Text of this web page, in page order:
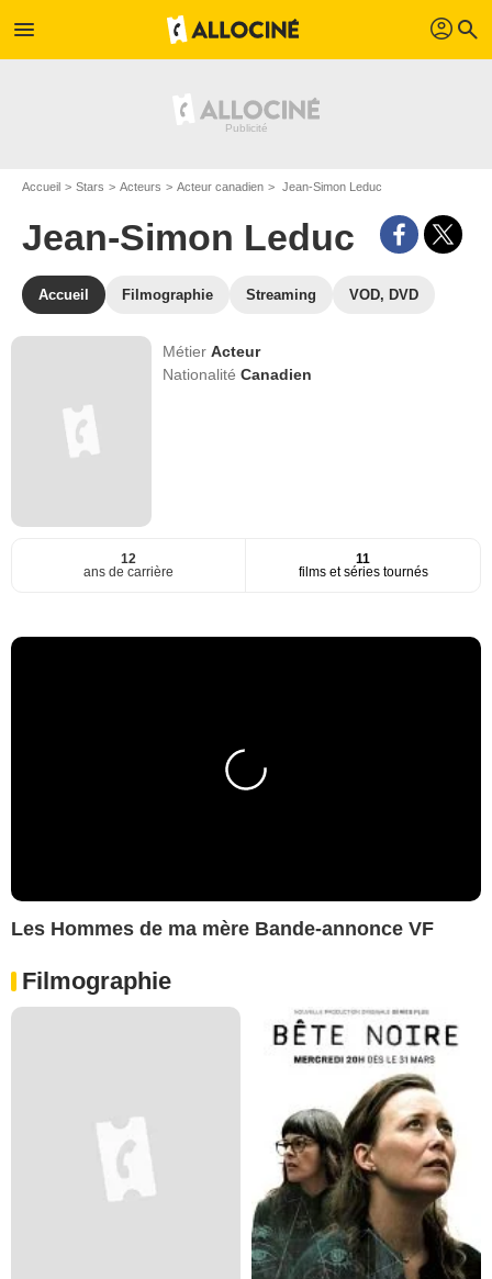
menu profil search
Accueil Stars Acteurs Acteur canadien Jean-Simon Leduc
Jean-Simon Leduc
Accueil Filmographie Streaming VOD, DVD
MétierActeur
NationalitéCanadien
12
ans de carrière
11
films et séries tournés
Les Hommes de ma mère Bande-annonce VF
Filmographie